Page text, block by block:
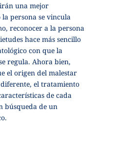
una mejor
persona se vincula
reconocer a la persona
hace más sencillo
con que la
regula. Ahora bien,
el origen del malestar
el tratamiento
de cada
búsqueda de un